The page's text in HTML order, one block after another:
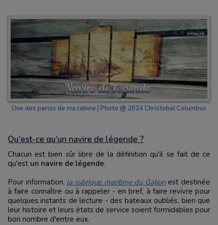
Une des parois de ma cabine | Photo @ 2024 Christobal Columbus
Qu'est-ce qu'un navire de légende ?
Chacun est bien sûr libre de la définition qu'il se fait de ce
qu'est un navire de légende.
Pour information, la rubrique maritime du Galionest destinée
à faire connaître ou à rappeler - en bref, à faire revivre pour
quelques instants de lecture - des bateaux oubliés, bien que
leur histoire et leurs états de service soient formidables pour
bon nombre d'entre eux.